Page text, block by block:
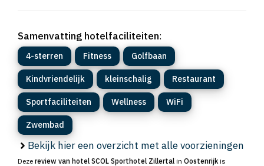
Samenvatting hotelfaciliteiten:
4-sterren Fitness Golfbaan
Kindvriendelijk kleinschalig Restaurant
Sportfaciliteiten Wellness WiFi
Zwembad
Bekijk hier een overzicht met alle voorzieningen
Deze review van hotel SCOL Sporthotel Zillertal in Oostenrijk is